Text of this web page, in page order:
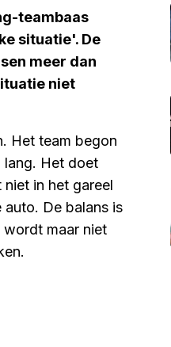
teambaas
situatie'. De
meer dan
niet
Het team begon
lang. Het doet
niet in het gareel
auto. De balans is
maar niet